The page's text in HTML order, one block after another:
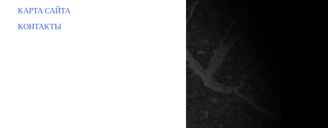
КАРТА САЙТА
КОНТАКТЫ